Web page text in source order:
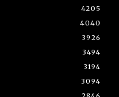
4205
4040
3926
3494
3194
3094